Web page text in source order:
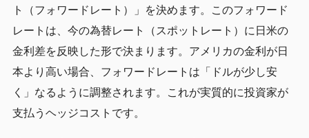
ト（フォワードレート）」を決めます。このフォワード
レートは、今の為替レート（スポットレート）に日米の
金利差を反映した形で決まります。アメリカの金利が日
本より高い場合、フォワードレートは「ドルが少し安
く」なるように調整されます。これが実質的に投資家が
支払うヘッジコストです。